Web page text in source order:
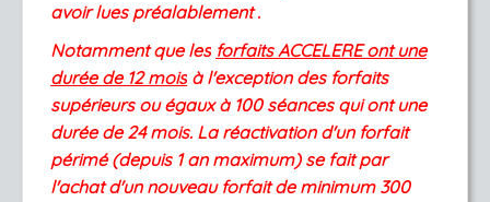
avoir lues préalablement .
Notamment que les forfaits ACCELERE ont une
durée de 12 mois à l'exception des forfaits
supérieurs ou égaux à 100 séances qui ont une
durée de 24 mois. La réactivation d'un forfait
périmé (depuis 1 an maximum) se fait par
l'achat d'un nouveau forfait de minimum 300